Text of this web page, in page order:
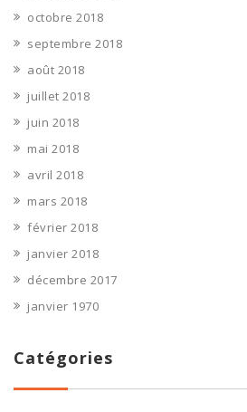
octobre 2018
septembre 2018
août 2018
juillet 2018
juin 2018
mai 2018
avril 2018
mars 2018
février 2018
janvier 2018
décembre 2017
janvier 1970
Catégories